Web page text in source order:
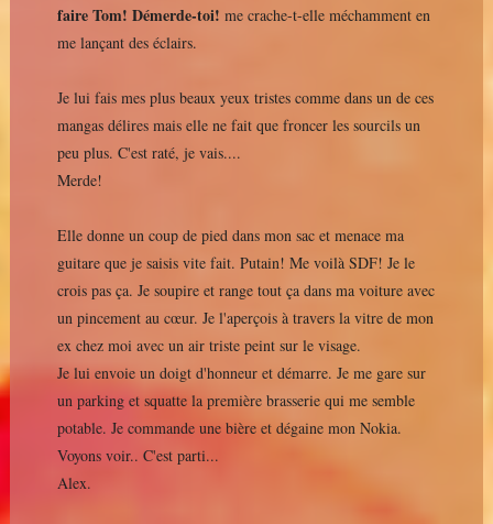
faire Tom! Démerde-toi! me crache-t-elle méchamment en
me lançant des éclairs.
Je lui fais mes plus beaux yeux tristes comme dans un de ces
mangas délires mais elle ne fait que froncer les sourcils un
peu plus. C'est raté, je vais....
Merde!
Elle donne un coup de pied dans mon sac et menace ma
guitare que je saisis vite fait. Putain! Me voilà SDF! Je le
crois pas ça. Je soupire et range tout ça dans ma voiture avec
un pincement au cœur. Je l'aperçois à travers la vitre de mon
ex chez moi avec un air triste peint sur le visage.
Je lui envoie un doigt d'honneur et démarre. Je me gare sur
un parking et squatte la première brasserie qui me semble
potable. Je commande une bière et dégaine mon Nokia.
Voyons voir.. C'est parti...
Alex.